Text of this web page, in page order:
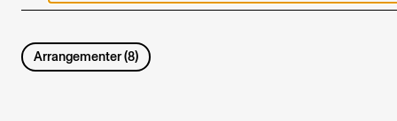
Master
Arrangementer(8)